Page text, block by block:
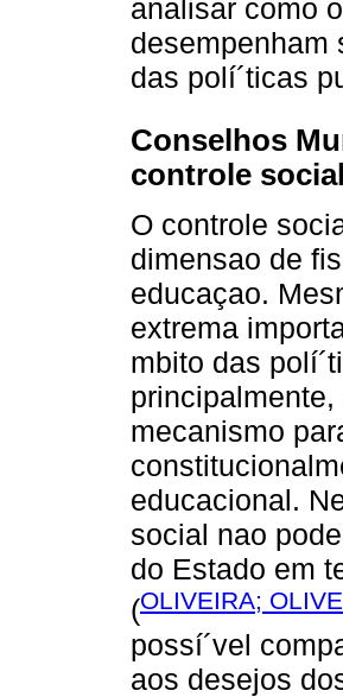
analisar como
desempenham
das polí´ticas
Conselhos
controle
O controle
dimensao de
educaçao.
extrema
mbito das
mecanismo
educacional.
social nao
do Estado em
(OLIVEIRA;
possí´vel
aos desejos